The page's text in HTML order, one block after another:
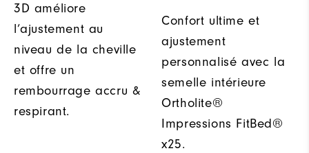
3D améliore
l’ajustement au
niveau de la cheville
et offre un
rembourrage accru &
respirant.
Confort ultime et
ajustement
personnalisé avec la
semelle intérieure
Ortholite®
Impressions FitBed®
x25.